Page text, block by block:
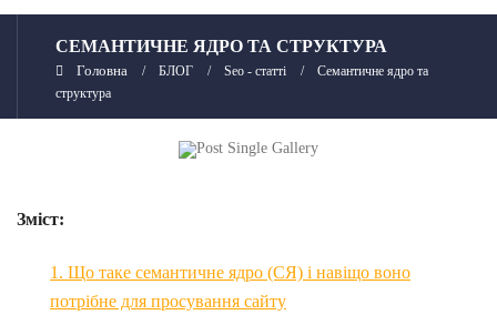
СЕМАНТИЧНЕ ЯДРО ТА СТРУКТУРА
БЛОГ Seo - статті
Семантичне ядро та
структура
Зміст:
1. Що таке семантичне ядро (СЯ) і навіщо воно
потрібне для просування сайту